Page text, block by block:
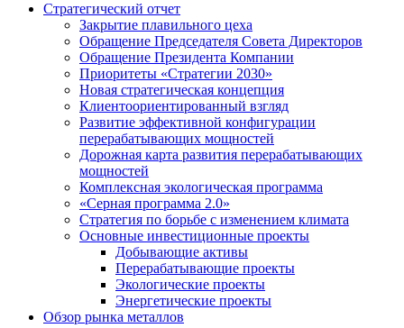
Стратегический отчет
Закрытие плавильного цеха
Обращение Председателя Совета Директоров
Обращение Президента Компании
Приоритеты «Стратегии 2030»
Новая стратегическая концепция
Клиентоориентированный взгляд
Развитие эффективной конфигурации
перерабатывающих мощностей
Дорожная карта развития перерабатывающих
мощностей
Комплексная экологическая программа
«Серная программа 2.0»
Стратегия по борьбе с изменением климата
Основные инвестиционные проекты
Добывающие активы
Перерабатывающие проекты
Экологические проекты
Энергетические проекты
Обзор рынка металлов